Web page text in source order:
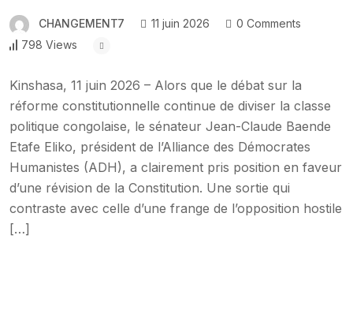
CHANGEMENT7 11 juin 2026
0 Comments
798 Views
Kinshasa, 11 juin 2026 – Alors que le débat sur la
réforme constitutionnelle continue de diviser la classe
politique congolaise, le sénateur Jean-Claude Baende
Etafe Eliko, président de l’Alliance des Démocrates
Humanistes (ADH), a clairement pris position en faveur
d’une révision de la Constitution. Une sortie qui
contraste avec celle d’une frange de l’opposition hostile
[…]